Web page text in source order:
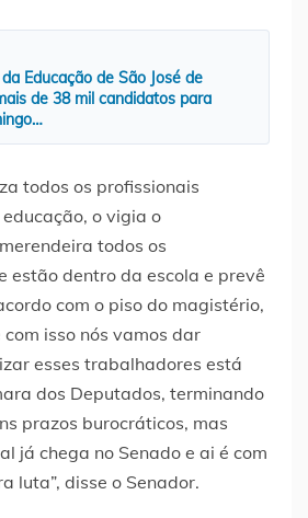
Educação de São José de
de 38 mil candidatos para
todos os profissionais
o vigia o
todos os
estão dentro da escola e prevê
com o piso do magistério,
com isso nós vamos dar
esses trabalhadores está
dos Deputados, terminando
prazos burocráticos, mas
já chega no Senado e ai é com
luta”, disse o Senador.